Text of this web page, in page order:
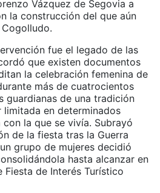
Vázquez de Segovia a
la construcción del que aún
fue el legado de las
que existen documentos
la celebración femenina de
más de cuatrocientos
guardianas de una tradición
limitada en determinados
la que se vivía. Subrayó
de la fiesta tras la Guerra
grupo de mujeres decidió
hasta alcanzar en
Fiesta de Interés Turístico